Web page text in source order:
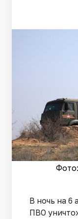
В ночь на 6
ПВО